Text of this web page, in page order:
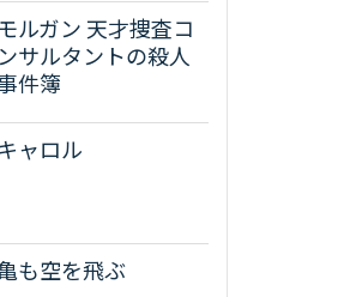
モルガン 天才捜査コ
ンサルタントの殺人
件簿
キャロル
も空を飛ぶ